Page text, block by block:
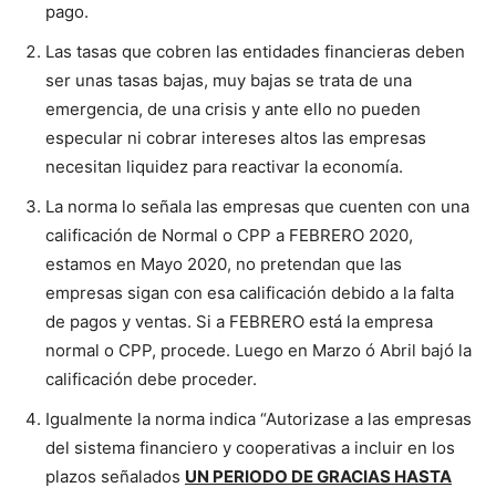
pago.
Las tasas que cobren las entidades financieras deben
ser unas tasas bajas, muy bajas se trata de una
emergencia, de una crisis y ante ello no pueden
especular ni cobrar intereses altos las empresas
necesitan liquidez para reactivar la economía.
La norma lo señala las empresas que cuenten con una
calificación de Normal o CPP a FEBRERO 2020,
estamos en Mayo 2020, no pretendan que las
empresas sigan con esa calificación debido a la falta
de pagos y ventas. Si a FEBRERO está la empresa
normal o CPP, procede. Luego en Marzo ó Abril bajó la
calificación debe proceder.
Igualmente la norma indica “Autorizase a las empresas
del sistema financiero y cooperativas a incluir en los
plazos señalados UN PERIODO DE GRACIAS HASTA